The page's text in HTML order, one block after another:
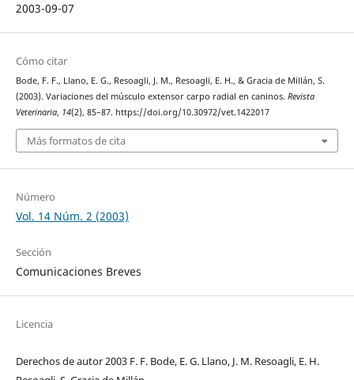
2003-09-07
Cómo citar
Bode, F. F., Llano, E. G., Resoagli, J. M., Resoagli, E. H., & Gracia de Millán, S.
(2003). Variaciones del músculo extensor carpo radial en caninos. Revista
Veterinaria, 14(2), 85–87. https://doi.org/10.30972/vet.1422017
Más formatos de cita
Número
Vol. 14 Núm. 2 (2003)
Sección
Comunicaciones Breves
Licencia
Derechos de autor 2003 F. F. Bode, E. G. Llano, J. M. Resoagli, E. H.